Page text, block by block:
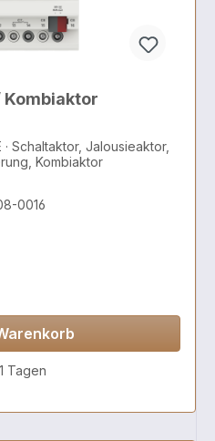
KNX Aktor / Kombiaktor
· Schaltaktor, Jalousieaktor,
Kombiaktor
0016
Tagen